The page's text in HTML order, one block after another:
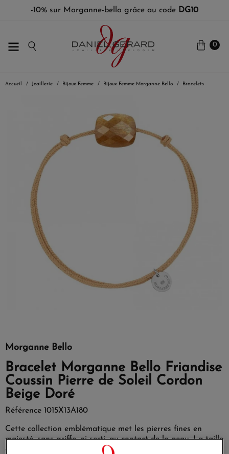
-10% sur Morganne-bello grâce au code DG10
0
Accueil Joaillerie Bijoux Femme Bijoux Femme Morganne Bello Bracelets
Morganne Bello
Bracelet Morganne Bello Friandise
Coussin Pierre de Soleil Cordon
Beige Doré
Référence 1015X13A180
Cette collection emblématique met les pierres fines en
majesté, sans griffe, ni serti, au contact de la peau. La taille
en « coussin » apporte douceur et élégance